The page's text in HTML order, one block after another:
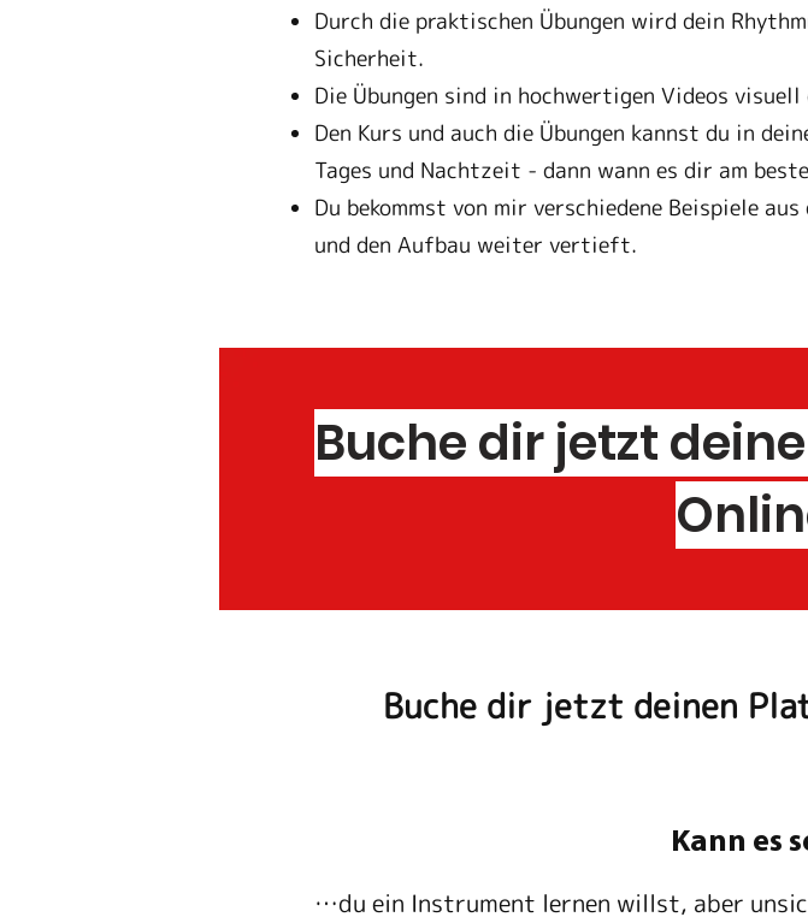
Durch die praktischen Übungen wird dein
Sicherheit.
Die Übungen sind in hochwertigen Videos
Den Kurs und auch die Übungen kannst du in
Tages und Nachtzeit - dann wann es dir am
Du bekommst von mir verschiedene Beispiele
und den Aufbau weiter vertieft.
Buche dir jetzt
Buche dir jetzt deinen
Kann es
…du ein Instrument lernen willst, aber